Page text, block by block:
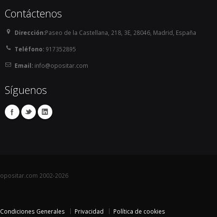
de segunda actividad con destino antes de que
finalice el plazo de presentación de instancias (que
en ningún caso será inferior a 57 años).
    En Extremadura, no limitan la edad.
no haber cumplido los 36 años.
superior la edad de jubilación.
Andalucía un Decreto del 2003. En todo caso, por
superior) este límite quedaría sin efecto, ya que
Contáctenos
Dirección:Paseo de la Castellana, 218, 3E, 28046, Madrid, España
Teléfono: 917352895
Email:info@opositar.com
Síguenos
opositar.com 2002-2026
Condiciones Generales Privacidad Política de cookies